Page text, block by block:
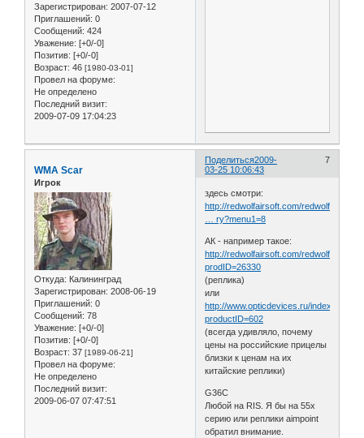
Зарегистрирован: 2007-07-12
Приглашений: 0
Сообщений: 424
Уважение: [+0/-0]
Позитив: [+0/-0]
Возраст: 46 [1980-03-01]
Провел на форуме:
Не определено
Последний визит:
2009-07-09 17:04:23
Поделиться 7
2009-
03-25 10:06:43
WMA Scar
Игрок
Откуда: Калининград
Зарегистрирован: 2008-06-19
Приглашений: 0
Сообщений: 78
Уважение: [+0/-0]
Позитив: [+0/-0]
Возраст: 37 [1989-06-21]
Провел на форуме:
Не определено
Последний визит:
2009-06-07 07:47:51
здесь смотри:
http://redwolfairsoft.com/redwolf/airso
… ry?menu1=8
АК - например такое:
http://redwolfairsoft.com/redwolf/airsoft/
prodID=26330
(реплика)
или
http://www.opticdevices.ru/index.php?
productID=602
(всегда удивляло, почему
цены на российские прицелы
близки к ценам на их
китайские реплики)
G36C
Любой на RIS. Я бы на 55x
серию или реплики aimpoint
обратил внимание.